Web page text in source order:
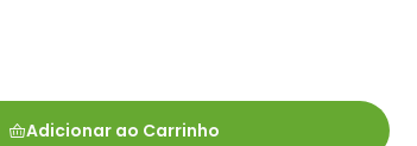
Adicionar ao Carrinho